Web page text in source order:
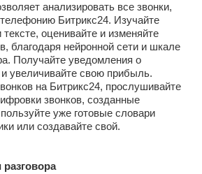
анализировать все звонки,
Битрикс24. Изучайте
тексте, оценивайте и изменяйте
благодаря нейронной сети и шкале
Получайте уведомления о
увеличивайте свою прибыль.
на Битрикс24, прослушивайте
звонков, созданные
уже готовые словари
или создавайте свой.